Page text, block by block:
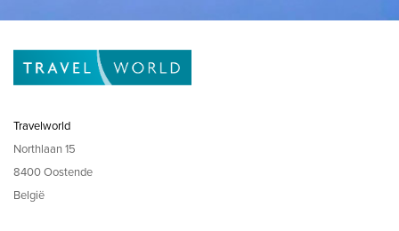
Travelworld
Northlaan 15
8400 Oostende
België